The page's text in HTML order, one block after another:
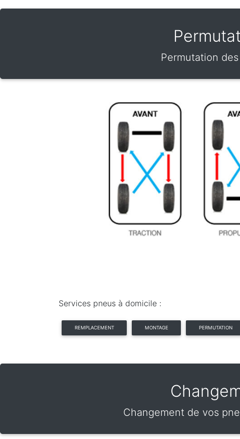
Permutation
Services pneus à domicile :
REMPLACEMENT MONTAGE PERMUTATION
Changement de vos